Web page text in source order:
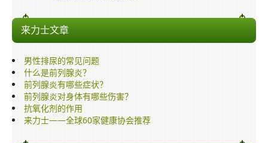
来力士文章
男性排尿的常见问题
什么是前列腺炎？
前列腺炎有哪些症状？
前列腺炎对身体有哪些伤害？
抗氧化剂的作用
来力士——全球60家健康协会推荐